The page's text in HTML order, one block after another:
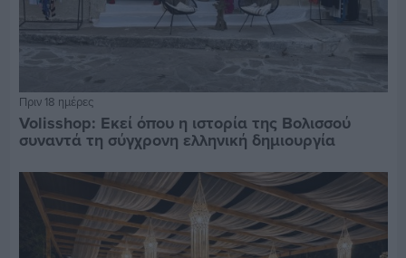
Πριν 18 ημέρες
Volisshop: Εκεί όπου η ιστορία της Βολισσού
συναντά τη σύγχρονη ελληνική δημιουργία